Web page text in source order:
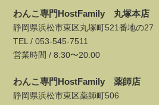
わんこ専門HostFamily 丸塚本店
静岡県浜松市東区丸塚町521番地の27
TEL /053-545-7511
営業時間 / 8:30〜20:00
わんこ専門HostFamily 薬師店
静岡県浜松市東区薬師町506